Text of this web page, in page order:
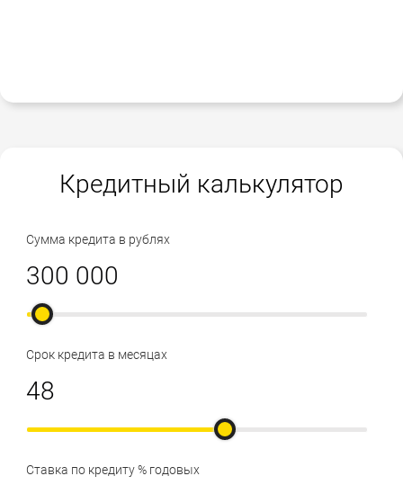
Кредитный калькулятор
Сумма кредита в рублях
Срок кредита в месяцах
Ставка по кредиту % годовых